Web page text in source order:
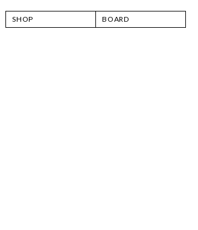
SHOP BOARD